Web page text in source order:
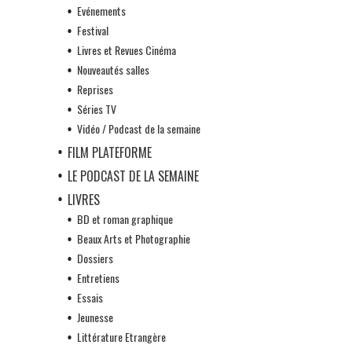
Evénements
Festival
Livres et Revues Cinéma
Nouveautés salles
Reprises
Séries TV
Vidéo / Podcast de la semaine
FILM PLATEFORME
LE PODCAST DE LA SEMAINE
LIVRES
BD et roman graphique
Beaux Arts et Photographie
Dossiers
Entretiens
Essais
Jeunesse
Littérature Etrangère